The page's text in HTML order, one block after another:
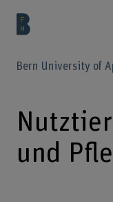
Bern University of
und